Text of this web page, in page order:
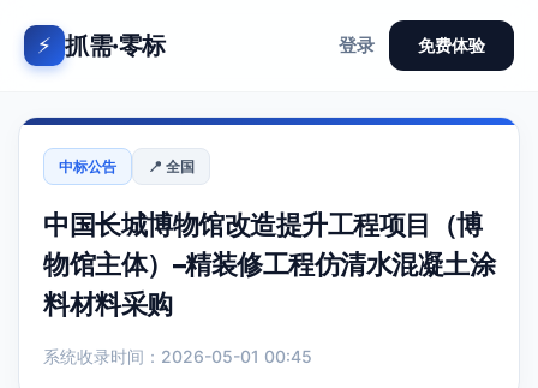
⚡ 抓需·零标 登录 免费体验
中标公告 📍 全国
中国长城博物馆改造提升工程项目（博
物馆主体）–精装修工程仿清水混凝土涂
料材料采购
系统收录时间：2026-05-01 00:45